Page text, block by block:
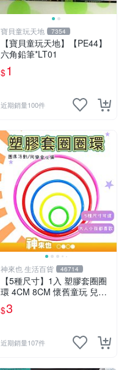
寶貝童玩天地 7354
【寶貝童玩天地】【PE44】
六角鉛筆*LT01
$1
近期銷量100件
神來也 生活百貨 46714
【5種尺寸】1入 塑膠套圈圈
環 4CM 8CM 懷舊童玩 兒童
玩具 夜市套圈圈 塑膠套環 遊
戲道具 套環
$3
近期銷量107件